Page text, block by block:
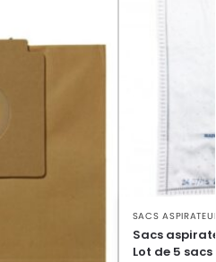
SACS
Sacs
Lot de 5